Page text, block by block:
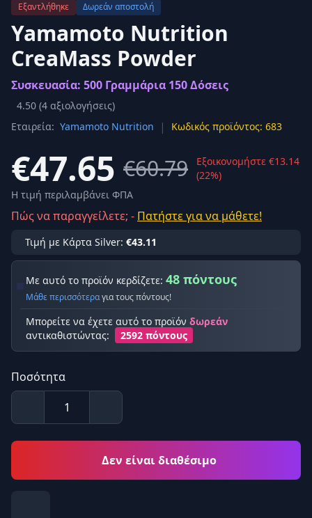
Εξαντλήθηκε Δωρεάν αποστολή
Yamamoto Nutrition
CreaMass Powder
Συσκευασία: 500 Γραμμάρια 150 Δόσεις
4.50 (4 αξιολογήσεις)
Εταιρεία: Yamamoto Nutrition | Κωδικός προϊόντος: 683
€47.65 €60.79
Εξοικονομήστε €13.14
(22%)
Η τιμή περιλαμβάνει ΦΠΑ
Πώς να παραγγείλετε; - Πατήστε για να μάθετε!
Τιμή με Κάρτα Silver: €43.11
Με αυτό το προϊόν κερδίζετε: 48 πόντους
Μάθε περισσότεραγια τους πόντους!
Μπορείτε να έχετε αυτό το προϊόν δωρεάν
αντικαθιστώντας:
2592 πόντους
Ποσότητα
Δεν είναι διαθέσιμο